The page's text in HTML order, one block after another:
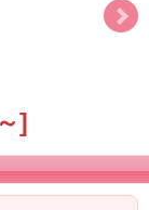
]